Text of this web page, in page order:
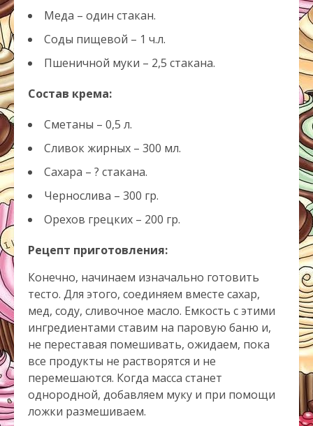
Меда – один стакан.
Соды пищевой – 1 ч.л.
Пшеничной муки – 2,5 стакана.
Состав крема:
Сметаны – 0,5 л.
Сливок жирных – 300 мл.
Сахара – ? стакана.
Чернослива – 300 гр.
Орехов грецких – 200 гр.
Рецепт приготовления:
Конечно, начинаем изначально готовить
тесто. Для этого, соединяем вместе сахар,
мед, соду, сливочное масло. Емкость с этими
ингредиентами ставим на паровую баню и,
не переставая помешивать, ожидаем, пока
все продукты не растворятся и не
перемешаются. Когда масса станет
однородной, добавляем муку и при помощи
ложки размешиваем.